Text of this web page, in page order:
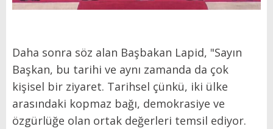
Daha sonra söz alan Başbakan Lapid, "Sayın
Başkan, bu tarihi ve aynı zamanda da çok
kişisel bir ziyaret. Tarihsel çünkü, iki ülke
arasındaki kopmaz bağı, demokrasiye ve
özgürlüğe olan ortak değerleri temsil ediyor.